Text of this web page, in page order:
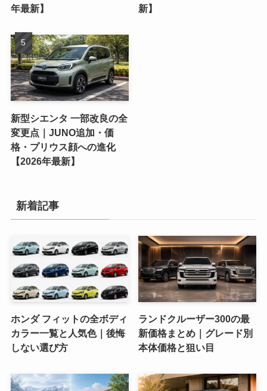
年最新】
新】
新型シエンタ 一部改良の全
変更点｜JUNO追加・価
格・プリウス顔への進化
【2026年最新】
新着記事
ホンダ フィットの全ボディ
カラー一覧と人気色｜後悔
しない選び方
ランドクルーザー300の最
新価格まとめ｜グレード別
本体価格と狙い目